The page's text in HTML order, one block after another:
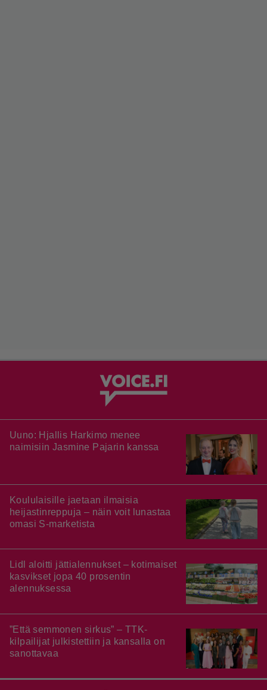
Uuno: Hjallis Harkimo menee
naimisiin Jasmine Pajarin kanssa
Koululaisille jaetaan ilmaisia
heijastinreppuja – näin voit lunastaa
omasi S-marketista
Lidl aloitti jättialennukset – kotimaiset
kasvikset jopa 40 prosentin
alennuksessa
”Että semmonen sirkus” – TTK-
kilpailijat julkistettiin ja kansalla on
sanottavaa